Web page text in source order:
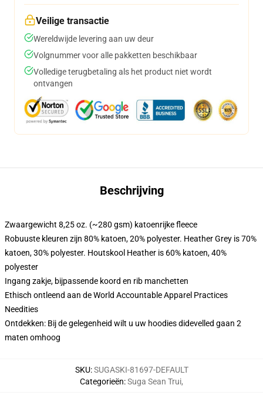
Veilige transactie
Wereldwijde levering aan uw deur
Volgnummer voor alle pakketten beschikbaar
Volledige terugbetaling als het product niet wordt
ontvangen
Beschrijving
Zwaargewicht 8,25 oz. (~280 gsm) katoenrijke fleece
Robuuste kleuren zijn 80% katoen, 20% polyester. Heather Grey is 70%
katoen, 30% polyester. Houtskool Heather is 60% katoen, 40%
polyester
Ingang zakje, bijpassende koord en rib manchetten
Ethisch ontleend aan de World Accountable Apparel Practices
Needities
Ontdekken: Bij de gelegenheid wilt u uw hoodies didevelled gaan 2
maten omhoog
SKU:SUGASKI-81697-DEFAULT
Categorieën:Suga Sean Trui,